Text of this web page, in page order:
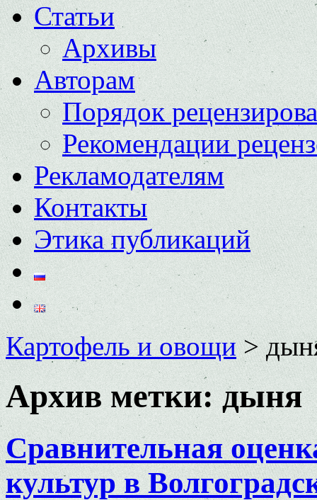
Статьи
Архивы
Авторам
Порядок
Рекомендации
Рекламодателям
Контакты
Этика публикаций
Картофель и овощи>
Архив метки:дыня
Сравнительная
культур в